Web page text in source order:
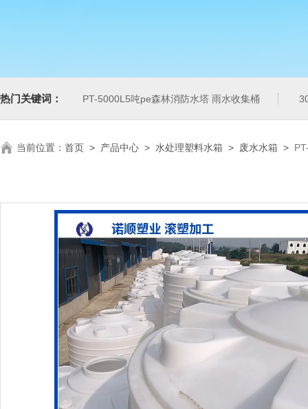
热门关键词： PT-5000L5吨pe森林消防水塔 雨水收集桶
当前位置： 首页 > 产品中心 > 水处理塑料水箱 > 废水水箱 >